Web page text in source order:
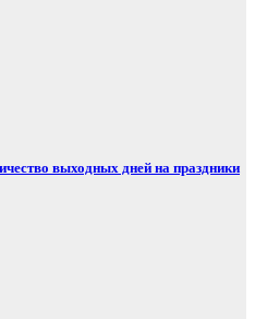
выходных дней на праздники